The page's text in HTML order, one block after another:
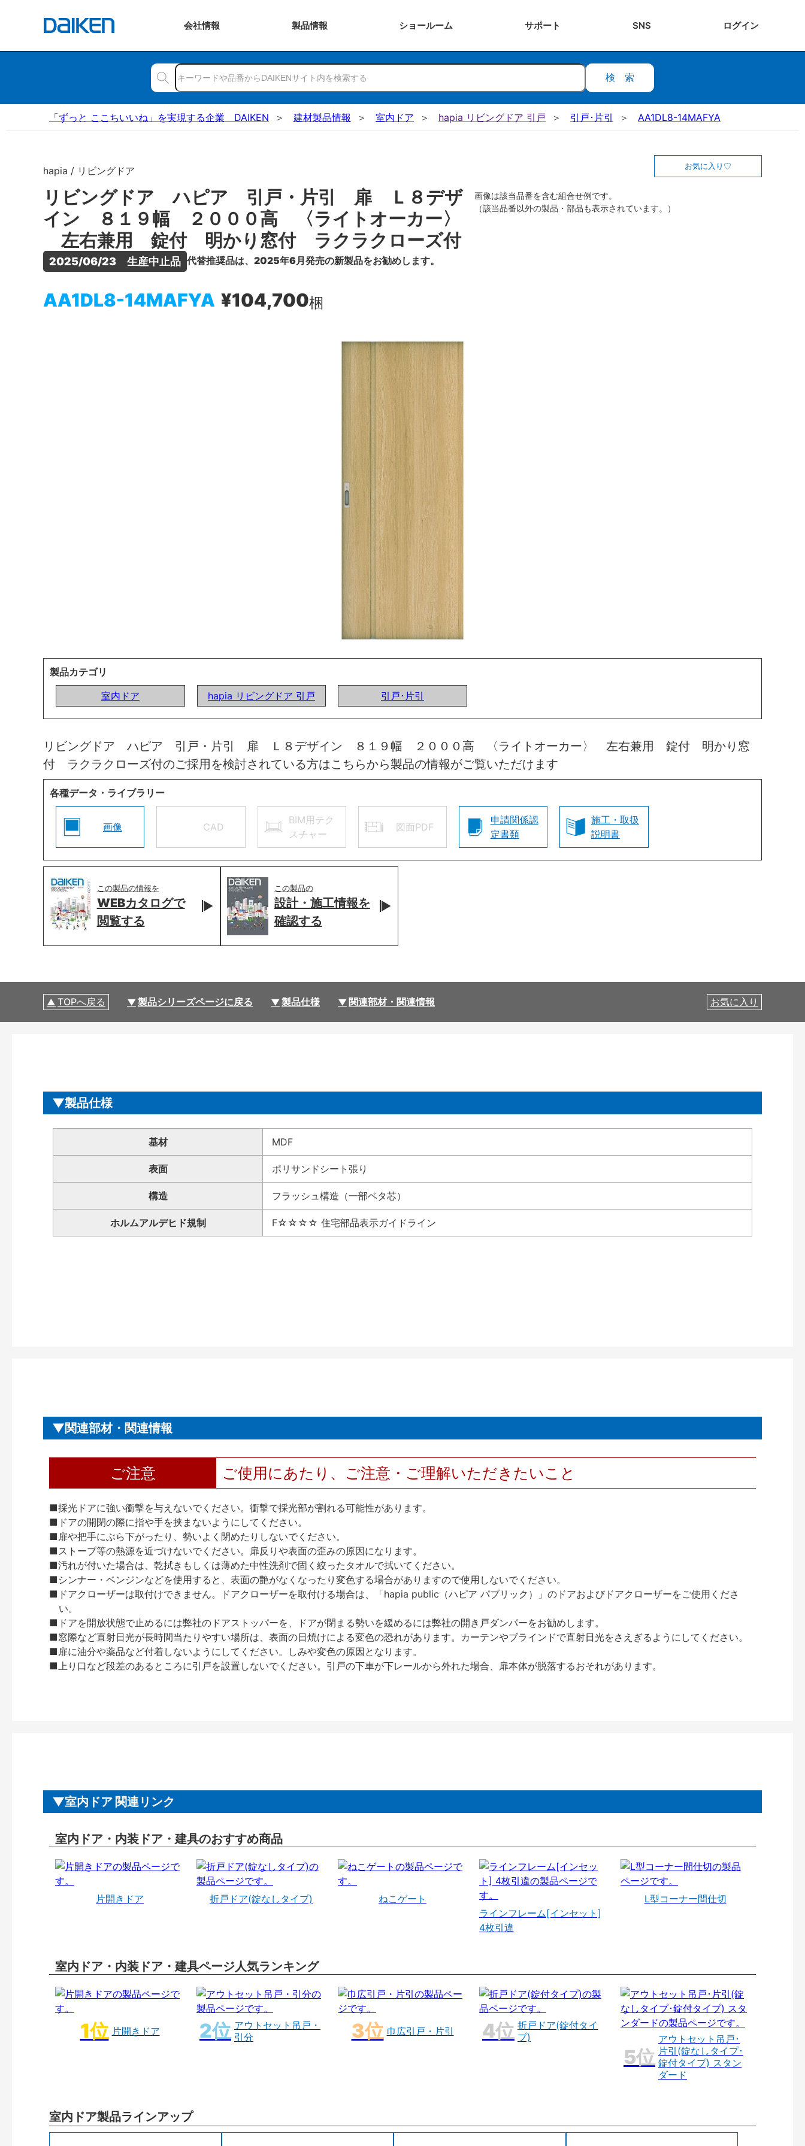
会社情報 製品情報 ショールーム サポート SNS ログイン
検索
「ずっと ここちいいね」を実現する企業 DAIKEN 建材製品情報 室内ドア hapia リビングドア 引戸 引戸･片引 AA1DL8-14MAFYA
hapia / リビングドア
リビングドア ハピア 引戸・片引 扉 Ｌ８デザ
イン ８１９幅 ２０００高 〈ライトオーカー〉
左右兼用 錠付 明かり窓付 ラクラクローズ付
2025/06/23　生産中止品 代替推奨品は、2025年6月発売の新製品をお勧めします。
AA1DL8-14MAFYA ¥104,700梱
お気に入り
画像は該当品番を含む組合せ例です。
（該当品番以外の製品・部品も表示されています。）
製品カテゴリ
室内ドア
hapia リビングドア 引戸 引戸･片引
リビングドア ハピア 引戸・片引 扉 Ｌ８デザイン ８１９幅 ２０００高 〈ライトオーカー〉 左右兼用 錠付 明かり窓
付 ラクラクローズ付のご採用を検討されている方はこちらから製品の情報がご覧いただけます
各種データ・ライブラリー
画像 CAD
BIM用テク
スチャー
図面PDF
申請関係認
定書類
施工・取扱
説明書
この製品の情報を
WEBカタログで
閲覧する
この製品の
設計・施工情報を
確認する
TOPへ戻る 製品シリーズページに戻る 製品仕様 関連部材・関連情報 お気に入り
製品仕様
基材 MDF
表面 ポリサンドシート張り
構造 フラッシュ構造（一部ベタ芯）
ホルムアルデヒド規制 F☆☆☆☆ 住宅部品表示ガイドライン
関連部材・関連情報
ご注意 ご使用にあたり、ご注意・ご理解いただきたいこと
■採光ドアに強い衝撃を与えないでください。衝撃で採光部が割れる可能性があります。
■ドアの開閉の際に指や手を挟まないようにしてください。
■扉や把手にぶら下がったり、勢いよく閉めたりしないでください。
■ストーブ等の熱源を近づけないでください。扉反りや表面の歪みの原因になります。
■汚れが付いた場合は、乾拭きもしくは薄めた中性洗剤で固く絞ったタオルで拭いてください。
■シンナー・ベンジンなどを使用すると、表面の艶がなくなったり変色する場合がありますので使用しないでください。
■ドアクローザーは取付けできません。ドアクローザーを取付ける場合は、「hapia public（ハピア パブリック）」のドアおよびドアクローザーをご使用くださ
い。
■ドアを開放状態で止めるには弊社のドアストッパーを、ドアが閉まる勢いを緩めるには弊社の開き戸ダンパーをお勧めします。
■窓際など直射日光が長時間当たりやすい場所は、表面の日焼けによる変色の恐れがあります。カーテンやブラインドで直射日光をさえぎるようにしてください。
■扉に油分や薬品など付着しないようにしてください。しみや変色の原因となります。
■上り口など段差のあるところに引戸を設置しないでください。引戸の下車が下レールから外れた場合、扉本体が脱落するおそれがあります。
室内ドア 関連リンク
室内ドア・内装ドア・建具のおすすめ商品
片開きドア 折戸ドア(錠なしタイプ)
ねこゲート
ラインフレーム[インセット]
4枚引違
L型コーナー間仕切
室内ドア・内装ドア・建具ページ人気ランキング
片開きドア
アウトセット吊戸・
引分
巾広引戸・片引
折戸ドア(錠付タイ
プ)
アウトセット吊戸･
片引(錠なしタイプ･
錠付タイプ) スタン
ダード
室内ドア製品ラインアップ